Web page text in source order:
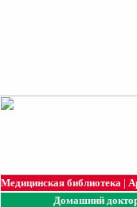
Медицинская библиотека |
Домашний